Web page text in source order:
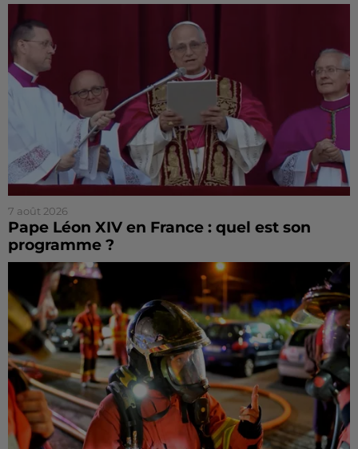
7 août 2026
Pape Léon XIV en France : quel est son
programme ?